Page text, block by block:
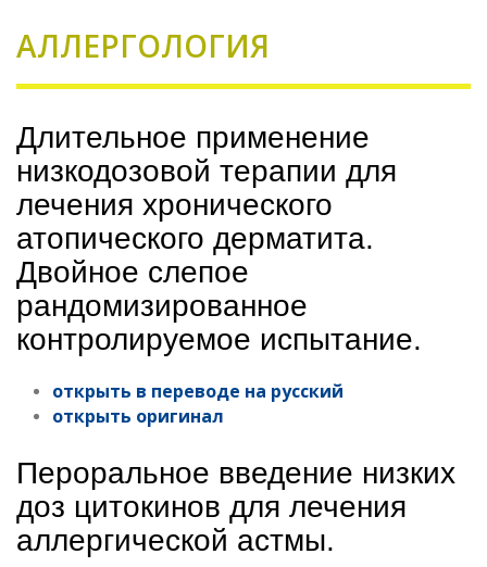
АЛЛЕРГОЛОГИЯ
Длительное применение
низкодозовой терапии для
лечения хронического
атопического дерматита.
Двойное слепое
рандомизированное
контролируемое испытание.
открыть в переводе на русский
открыть оригинал
Пероральное введение низких
доз цитокинов для лечения
аллергической астмы.